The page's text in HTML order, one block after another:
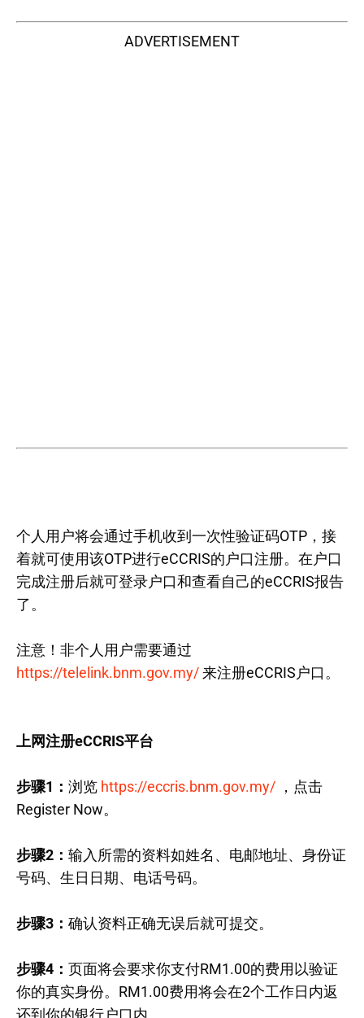
ADVERTISEMENT
个人用户将会通过手机收到一次性验证码OTP，接
着就可使用该OTP进行eCCRIS的户口注册。在户口
完成注册后就可登录户口和查看自己的eCCRIS报告
了。
注意！非个人用户需要通过
https://telelink.bnm.gov.my/来注册eCCRIS户口。
上网注册eCCRIS平台
步骤1： 浏览 https://eccris.bnm.gov.my/ ，点击
Register Now。
步骤2： 输入所需的资料如姓名、电邮地址、身份证
号码、生日日期、电话号码。
步骤3： 确认资料正确无误后就可提交。
步骤4： 页面将会要求你支付RM1.00的费用以验证
你的真实身份。RM1.00费用将会在2个工作日内返
还到你的银行户口内。